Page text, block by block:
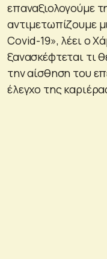
επαναξιολογούμε
αντιμετωπίζουμε
Covid-19», λέει ο
ξανασκέφτεται τι
την αίσθηση του
έλεγχο της